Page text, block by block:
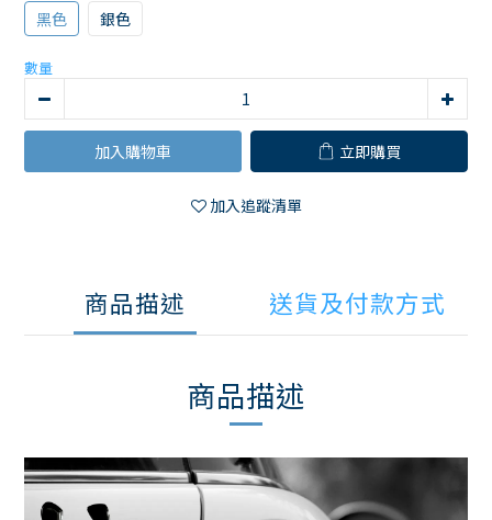
黑色 銀色
數量
加入購物車 立即購買
加入追蹤清單
商品描述 送貨及付款方式
商品描述